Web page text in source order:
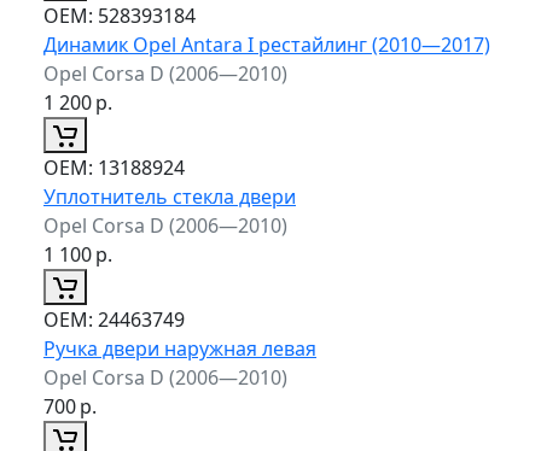
ОЕМ: 528393184
Динамик Opel Antara I рестайлинг (2010—2017)
Opel Corsa D (2006—2010)
1 200р.
ОЕМ: 13188924
Уплотнитель стекла двери
Opel Corsa D (2006—2010)
1 100р.
ОЕМ: 24463749
Ручка двери наружная левая
Opel Corsa D (2006—2010)
700р.